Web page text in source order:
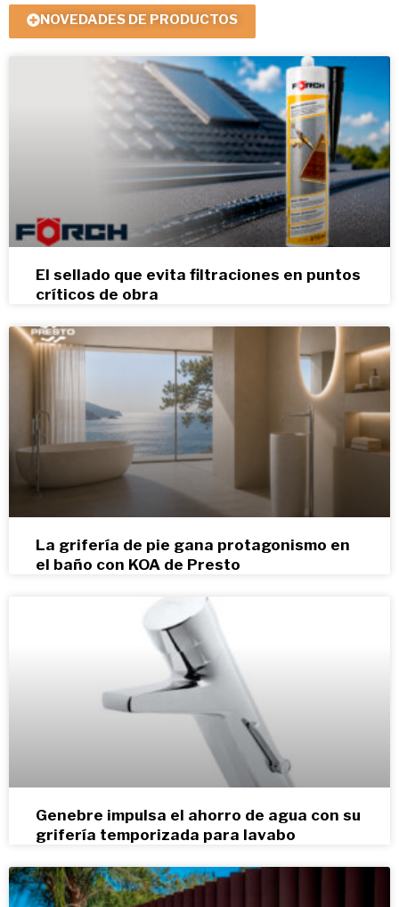
NOVEDADES DE PRODUCTOS
El sellado que evita filtraciones en puntos
críticos de obra
La grifería de pie gana protagonismo en
el baño con KOA de Presto
Genebre impulsa el ahorro de agua con su
grifería temporizada para lavabo